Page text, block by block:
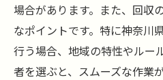
場合があります。また、回収
なポイントです。特に神奈川
行う場合、地域の特性やルー
者を選ぶと、スムーズな作業